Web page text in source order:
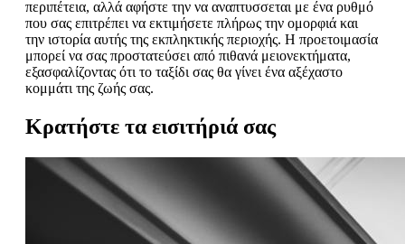
περιπέτεια, αλλά αφήστε την να αναπτυσσεται με ένα ρυθμό
που σας επιτρέπει να εκτιμήσετε πλήρως την ομορφιά και
την ιστορία αυτής της εκπληκτικής περιοχής. Η προετοιμασία
μπορεί να σας προστατεύσει από πιθανά μειονεκτήματα,
εξασφαλίζοντας ότι το ταξίδι σας θα γίνει ένα αξέχαστο
κομμάτι της ζωής σας.
Κρατήστε τα εισιτήριά σας